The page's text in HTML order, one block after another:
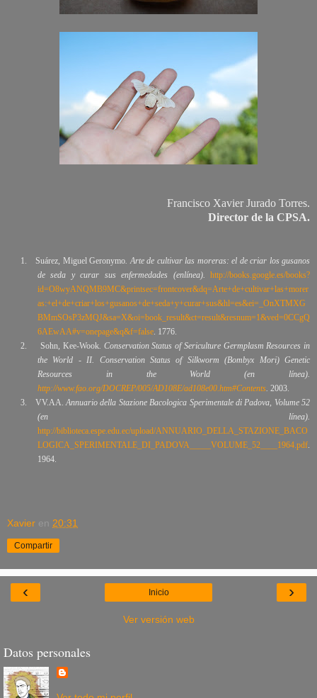
Francisco Xavier Jurado Torres.
Director de la CPSA.
1. Suárez, Miguel Geronymo. Arte de cultivar las moreras: el de criar los gusanos
de seda y curar sus enfermedades (enlínea). http://books.google.es/books?
id=O8wyANQMB9MC&printsec=frontcover&dq=Arte+de+cultivar+las+morer
as:+el+de+criar+los+gusanos+de+seda+y+curar+sus&hl=es&ei=_OnXTMXG
BMmSOsP3zMQJ&sa=X&oi=book_result&ct=result&resnum=1&ved=0CCgQ
6AEwAA#v=onepage&q&f=false. 1776.
2.
Sohn, Kee-Wook. Conservation Status of Sericulture Germplasm Resources in
the World - II. Conservation Status of Silkworm (Bombyx Mori) Genetic
Resources in the World (en línea).
http://www.fao.org/DOCREP/005/AD108E/ad108e00.htm#Contents. 2003.
3.
VV.AA.Annuario della Stazione Bacologica Sperimentale di Padova, Volume 52
(en línea).
http://biblioteca.espe.edu.ec/upload/ANNUARIO_DELLA_STAZIONE_BACO
LOGICA_SPERIMENTALE_DI_PADOVA_____VOLUME_52____1964.pdf.
1964.
Xavier en 20:31
Compartir
‹ ›
Inicio
Ver versión web
Datos personales